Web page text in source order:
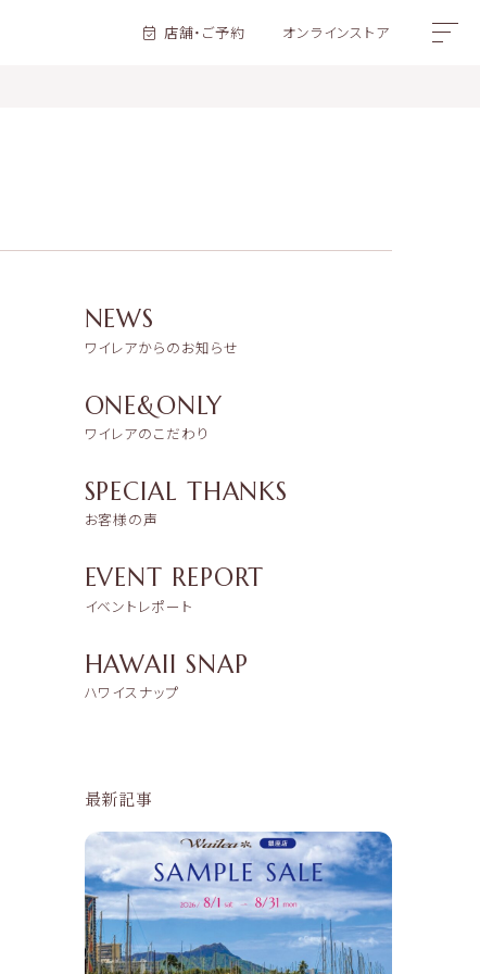
店舗・ご予約 オンラインストア
NEWS
ワイレアからのお知らせ
ONE&ONLY
ワイレアのこだわり
SPECIAL THANKS
お客様の声
EVENT REPORT
イベントレポート
HAWAII SNAP
ハワイスナップ
最新記事